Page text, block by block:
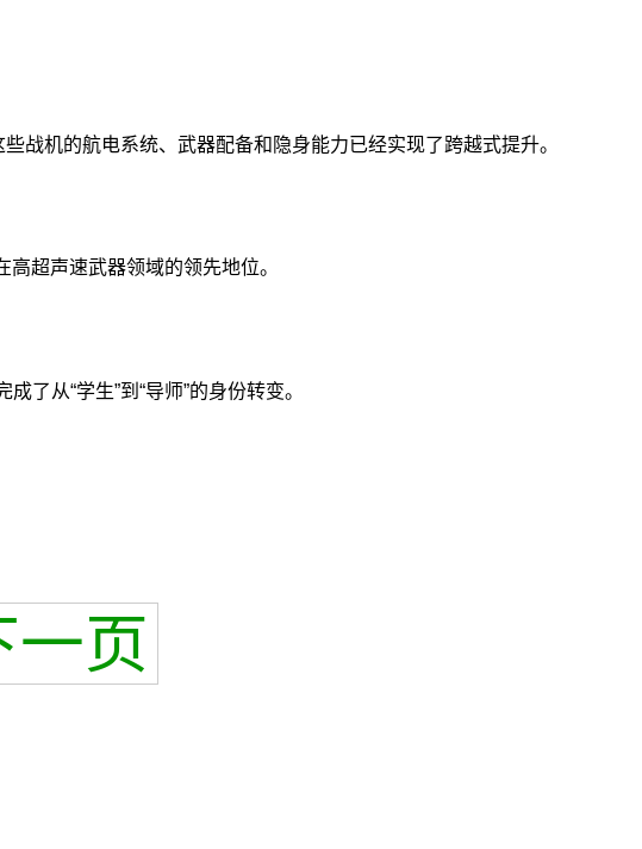
战机的航电系统、武器配备和隐身能力已经实现了跨越式提升。
超声速武器领域的领先地位。
了从“学生”到“导师”的身份转变。
一页